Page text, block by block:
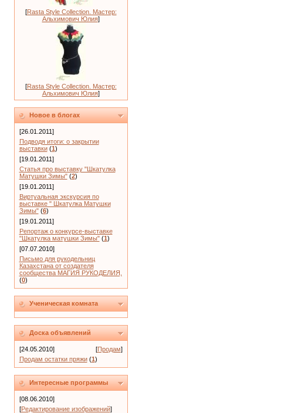
[Rasta Style Collection. Мастер:
Альхимович Юлия]
[Rasta Style Collection. Мастер:
Альхимович Юлия]
Новое в блогах
[26.01.2011]
Подводя итоги: о закрытии
выставки (1)
[19.01.2011]
Статья про выставку "Шкатулка
Матушки Зимы" (2)
[19.01.2011]
Виртуальная экскурсия по
выставке " Шкатулка Матушки
Зимы" (6)
[19.01.2011]
Репортаж о конкурсе-выставке
"Шкатулка матушки Зимы" (1)
[07.07.2010]
Письмо для рукодельниц
Казахстана от создателя
сообщества МАГИЯ РУКОДЕЛИЯ,
(0)
Ученическая комната
Доска объявлений
[24.05.2010] [Продам]
Продам остатки пряжи (1)
Интересные программы
[08.06.2010]
[Редактирование изображений]